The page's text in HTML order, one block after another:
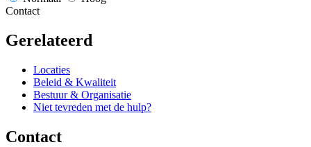
Contact
Gerelateerd
Locaties
Beleid & Kwaliteit
Bestuur & Organisatie
Niet tevreden met de hulp?
Contact